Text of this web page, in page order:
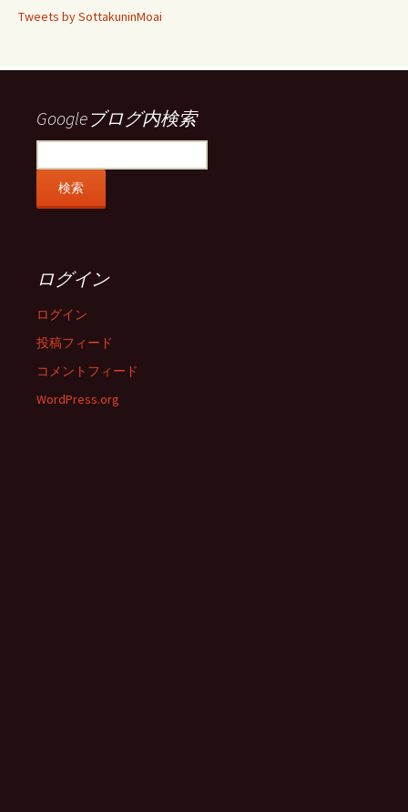
ー ー ー ー
示
Tweets by SottakuninMoai
Googleブログ内検索
ログイン
ログイン
投稿フィード
コメントフィード
WordPress.org